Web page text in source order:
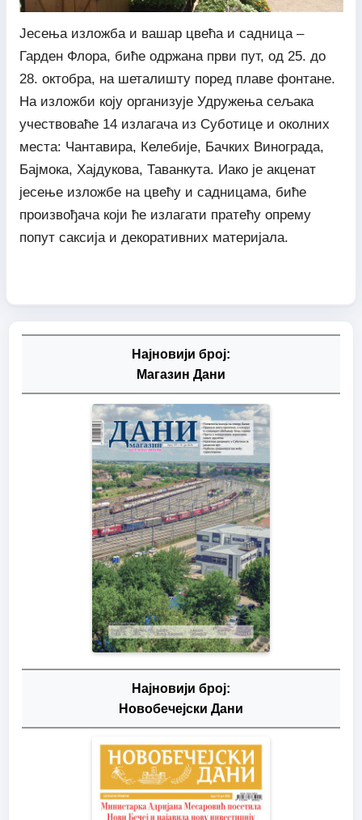
Јесења изложба и вашар цвећа и садница –
Гарден Флора, биће одржана први пут, од 25. до
28. октобра, на шеталишту поред плаве фонтане.
На изложби коју организује Удружења сељака
учествоваће 14 излагача из Суботице и околних
места: Чантавира, Келебије, Бачких Винограда,
Бајмока, Хајдукова, Таванкута. Иако је акценат
јесење изложбе на цвећу и садницама, биће
произвођача који ће излагати пратећу опрему
попут саксија и декоративних материјала.
Најновији број:
Магазин Дани
Најновији број:
Новобечејски Дани